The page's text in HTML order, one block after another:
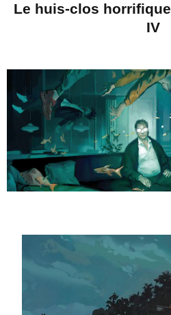
Le huis-clos
IV